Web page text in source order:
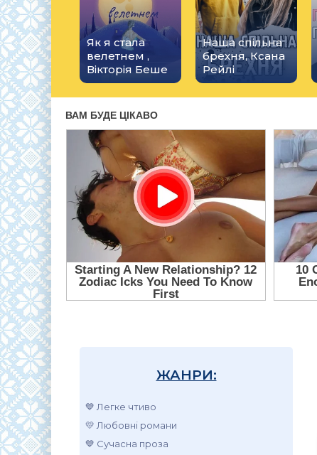
Як я стала
велетнем ,
Вікторія Беше
Наша спільна
брехня, Ксана
Рейлі
ЖАНРИ:
💙 Легке чтиво
💛 Любовні романи
💙 Сучасна проза